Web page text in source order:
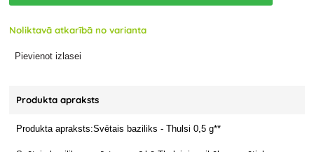
Noliktavā atkarībā no varianta
Pievienot izlasei
Produkta apraksts
Produkta apraksts:Svētais baziliks - Thulsi 0,5 g**